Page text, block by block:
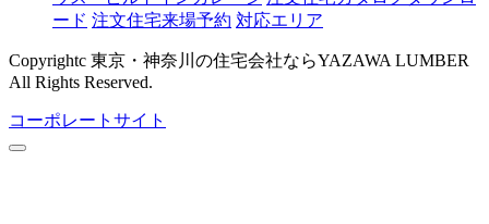
ード 注文住宅来場予約 対応エリア
Copyrightc 東京・神奈川の住宅会社ならYAZAWA LUMBER
All Rights Reserved.
コーポレートサイト